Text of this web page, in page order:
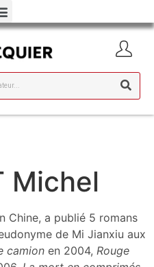
Michel
Chine, a publié 5 romans
de Mi Jianxiu aux
camion en 2004, Rouge